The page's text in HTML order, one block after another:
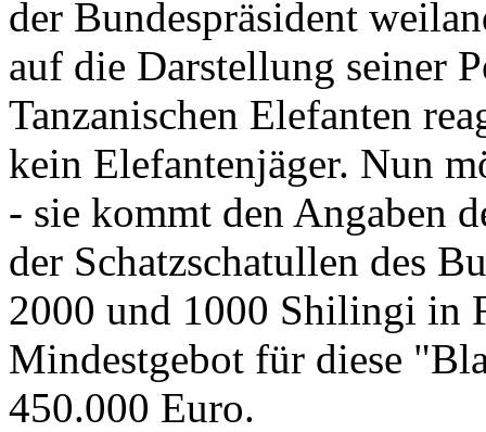
der Bundespräsident
auf die Darstellung seiner
Tanzanischen Elefanten
kein Elefantenjäger. Nun
- sie kommt den Angaben
der Schatzschatullen des
2000 und 1000 Shilingi in
Mindestgebot für diese
450.000 Euro.